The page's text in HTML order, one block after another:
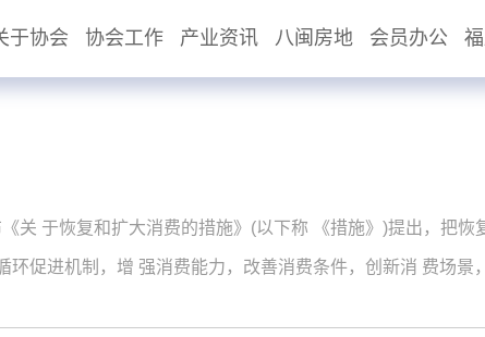
于协会 协会工作 产业资讯 八闽房地 会员办公
关 于恢复和扩大消费的措施》(以下称 《措施》)提出，把恢
环促进机制，增 强消费能力，改善消费条件，创新消 费场景